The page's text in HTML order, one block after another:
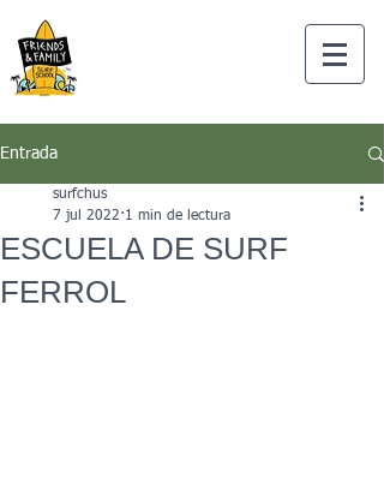
Entrada
ESCUELA DE SURF
FERROL
surfchus
7 jul 2022 1 min de lectura